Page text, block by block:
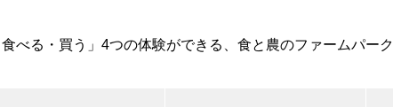
食べる・買う」4つの体験ができる、食と農のファームパーク